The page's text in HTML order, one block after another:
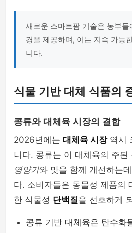
새로운 스마트팜 기술은 농부들
경을 제공하며, 이는 지속 가능
니다.
식물 기반 대체 식품의
콩류와 대체육 시장의 결합
2026년에는 대체육 시장역시
니다. 콩류는 이 대체육의 주된
영양가와 맛을 함께 개선하는
다. 소비자들은 동물성 제품의
한 식물성 단백질을 선호하게
콩류 기반 대체육은 탄수화